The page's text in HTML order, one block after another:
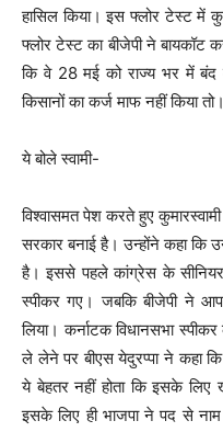
हासिल किया। इस फ्लोर टेस्ट में
फ्लोर टेस्ट का बीजेपी ने बायकॉट
कि वे 28 मई को राज्य भर में बंद
किसानों का कर्ज माफ नहीं किया तो।
ये बोले स्वामी-
विश्वासमत पेश करते हुए
सरकार बनाई है। उन्होंने कहा कि
है। इससे पहले कांग्रेस के
स्पीकर गए। जबकि बीजेपी ने
लिया। कर्नाटक विधानसभा
ले लेने पर बीएस येदुरप्पा ने कहा
ये बेहतर नहीं होता कि इसके लिए
इसके लिए ही भाजपा ने पद से